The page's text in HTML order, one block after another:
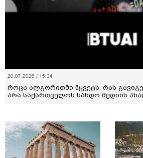
20.07.2026 / 15:34
როცა ალგორითმი წყვეტს, რას
არა საქართველოს სანდო მედიის